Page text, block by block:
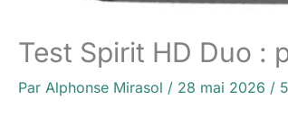
Test Spirit HD Duo :
Par Alphonse Mirasol / 28 mai 2026 /